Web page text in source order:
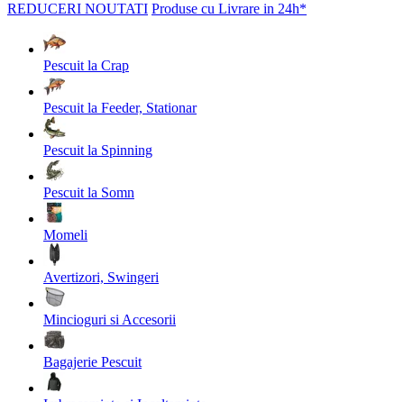
REDUCERI NOUTATI Produse cu Livrare in 24h*
Pescuit la Crap
Pescuit la Feeder, Stationar
Pescuit la Spinning
Pescuit la Somn
Momeli
Avertizori, Swingeri
Mincioguri si Accesorii
Bagajerie Pescuit